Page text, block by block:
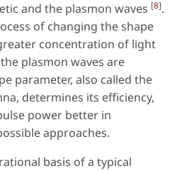
and the plasmon waves [8].
of changing the shape
concentration of light
plasmon waves are
parameter, also called the
determines its efficiency,
power better in
approaches.
basis of a typical